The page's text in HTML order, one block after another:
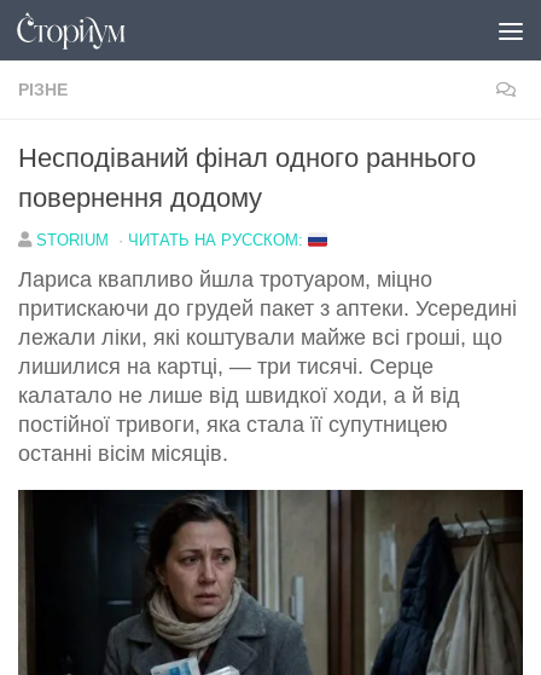
Перейти до вмісту
РІЗНЕ
Несподіваний фінал одного раннього
повернення додому
STORIUM · ЧИТАТЬ НА РУССКОМ:
Лариса квапливо йшла тротуаром, міцно
притискаючи до грудей пакет з аптеки. Усередині
лежали ліки, які коштували майже всі гроші, що
лишилися на картці, — три тисячі. Серце
калатало не лише від швидкої ходи, а й від
постійної тривоги, яка стала її супутницею
останні вісім місяців.